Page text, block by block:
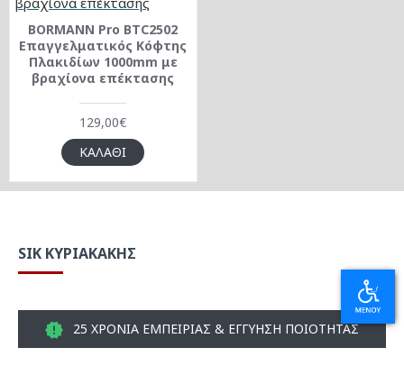
BORMANN Pro BTC2502
Επαγγελματικός Κόφτης
Πλακιδίων 1000mm με
βραχίονα επέκτασης
129,00€
ΚΑΛΆΘΙ
SIK ΚΥΡΙΑΚΑΚΗΣ
25 ΧΡΟΝΙΑ ΕΜΠΕΙΡΙΑΣ & ΕΓΓΥΗΣΗ ΠΟΙΟΤΗΤΑΣ